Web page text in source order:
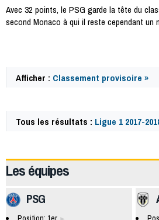
Avec 32 points, le PSG garde la tête du
second Monaco à qui il reste cependant un
Afficher : Classement provisoire »
Tous les résultats : Ligue 1 2017-
Les équipes
PSG